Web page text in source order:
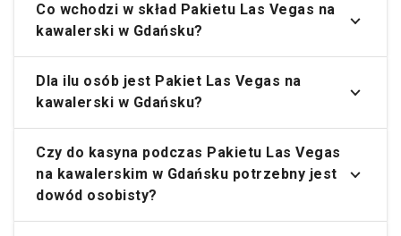
Co wchodzi w skład Pakietu Las Vegas na
kawalerski w Gdańsku?
Dla ilu osób jest Pakiet Las Vegas na
kawalerski w Gdańsku?
Czy do kasyna podczas Pakietu Las Vegas
na kawalerskim w Gdańsku potrzebny jest
dowód osobisty?